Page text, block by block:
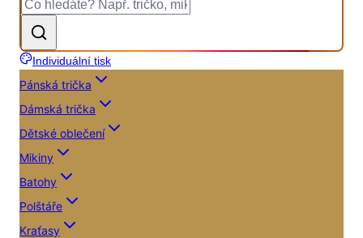
Individuální tisk
Pánská trička
Dámská trička
Dětské oblečení
Mikiny
Batohy
Polštáře
Kraťasy